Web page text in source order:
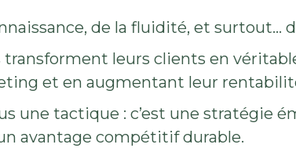
de la fluidité, et surtout…
transforment leurs clients en
et en augmentant leur
une tactique : c’est une stratégie
avantage compétitif durable.